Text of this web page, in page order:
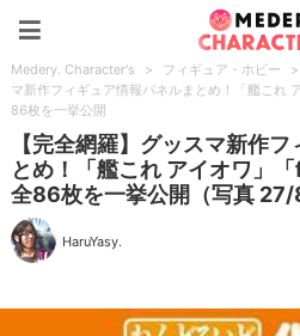
Medery. Character's > フィギュア・ホビー >
マ新作フィギュア情報パネルまとめ！「艦これ
86枚を一挙公開
【完全網羅】グッスマ新作
とめ！「艦これ アイオワ」
全86枚を一挙公開（写真 27/
HaruYasy.